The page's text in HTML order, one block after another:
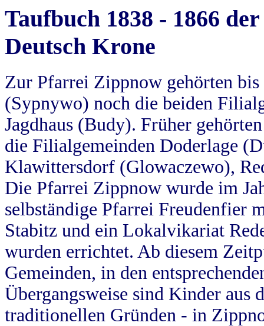
Taufbuch 1838 - 1866
Deutsch Krone
Zur Pfarrei Zippnow gehörten
(Sypnywo) noch die beiden
Jagdhaus (Budy). Früher
die Filialgemeinden Doderlage
Klawittersdorf (Glowaczewo),
Die Pfarrei Zippnow wurde im
selbständige Pfarrei Freudenfier
Stabitz und ein Lokalvikariat
wurden errichtet. Ab diesem
Gemeinden, in den
Übergangsweise sind Kinder aus
traditionellen Gründen - in